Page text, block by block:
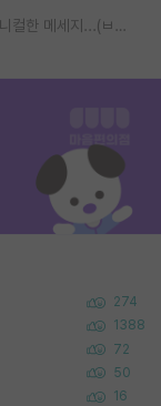
연구-교육에 열정을 잃은 공대 교수님들께 드리는 시니컬한 메세지...(ㅂㄷㅂㄷ)
274
1388
72
50
16